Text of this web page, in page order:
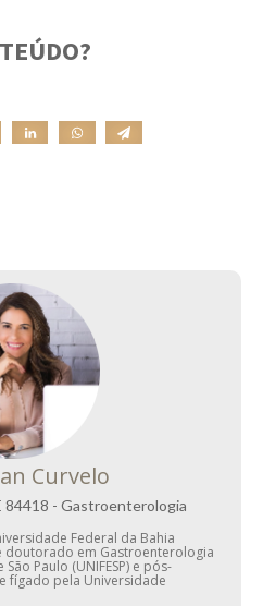
Curvelo
84418 - Gastroenterologia
Federal da Bahia
doutorado em Gastroenterologia
Paulo (UNIFESP) e pós-
fígado pela Universidade